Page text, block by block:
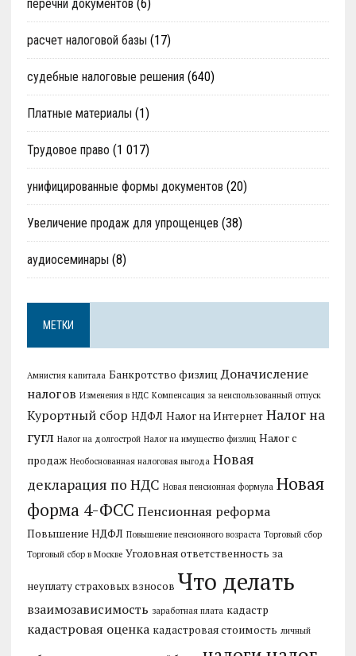
перечни документов (6)
расчет налоговой базы (17)
судебные налоговые решения (640)
Платные материалы (1)
Трудовое право (1 017)
унифицированные формы документов (20)
Увеличение продаж для упрощенцев (38)
аудиосеминары (8)
МЕТКИ
Амнистия капитала Банкротство физлиц Доначисление
налогов Изменения в НДС Компенсация за неиспользованный отпуск
Курортный сбор НДФЛ Налог на Интернет Налог на
гугл Налог на долгострой Налог на имущество физлиц Налог с
продаж Необоснованная налоговая выгода Новая
декларация по НДС Новая пенсионная формула Новая
форма 4-ФСС Пенсионная реформа
Повышение НДФЛ Повышение пенсионного возраста Торговый сбор
Торговый сбор в Москве Уголовная ответственность за
неуплату страховых взносов Что делать
взаимозависимость заработная плата кадастр
кадастровая оценка кадастровая стоимость личный